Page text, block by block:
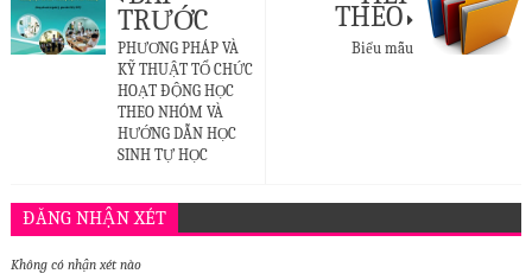
THEO
Biểu mẫu
TRƯỚC
PHƯƠNG PHÁP VÀ
KỸ THUẬT TỔ CHỨC
HOẠT ĐỘNG HỌC
THEO NHÓM VÀ
HƯỚNG DẪN HỌC
SINH TỰ HỌC
ĐĂNG NHẬN XÉT
BLOGGER DISQUS FACEBOOK
Không có nhận xét nào